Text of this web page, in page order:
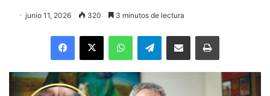
junio 11, 2026 320 3 minutos de lectura
Facebook
X WhatsAppTelegramEnviar vía email Imprimir